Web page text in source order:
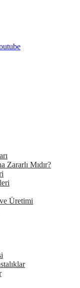
Zararlı Mıdır?
Üretimi